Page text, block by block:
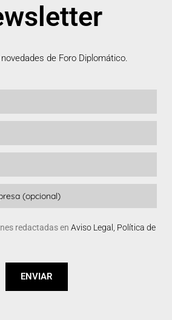
de Foro Diplomático.
redactadas en Aviso Legal, Política de
ENVIAR